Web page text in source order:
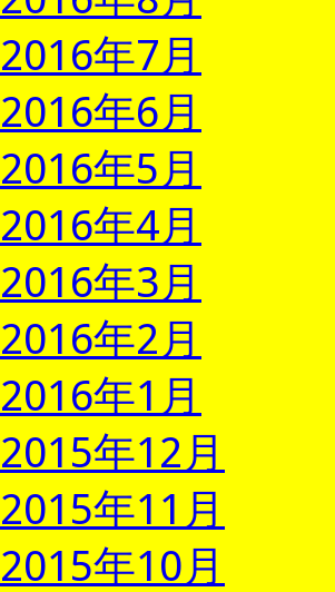
2016年7月
2016年6月
2016年5月
2016年4月
2016年3月
2016年2月
2016年1月
2015年12月
2015年11月
2015年10月